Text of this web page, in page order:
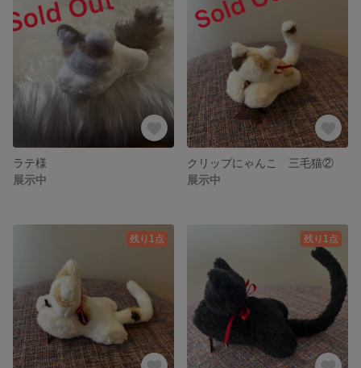
ラテ様
展示中
クリップにゃんこ 三毛猫②
展示中
残り1点 残り1点